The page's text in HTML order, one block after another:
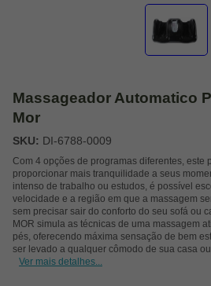
Massageador Automatico
Mor
SKU: DI-6788-0009
Com 4 opções de programas diferentes, este
proporcionar mais tranquilidade a seus
intenso de trabalho ou estudos, é possível
velocidade e a região em que a massagem
sem precisar sair do conforto do seu sofá ou
MOR simula as técnicas de uma massagem
pés, oferecendo máxima sensação de bem
ser levado a qualquer cômodo de sua casa
Ver mais detalhes...